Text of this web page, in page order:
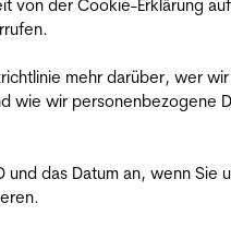
von der Cookie-Erklärung auf
mehr darüber, wer
wie wir personenbezogene
und das Datum an, wenn Sie